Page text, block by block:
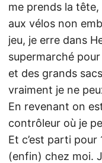
me prends la
aux vélos non
jeu, je erre dans
supermarché
et des grands
vraiment je ne
En revenant on
contrôleur où je
Et c’est parti pour
(enfin) chez moi.